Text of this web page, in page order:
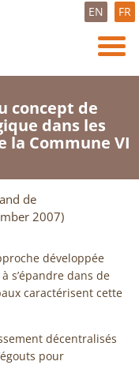
EN FR
concept de
dans les
la Commune VI
de
2007)
développée
s’épandre dans de
caractérisent cette
décentralisés
pour